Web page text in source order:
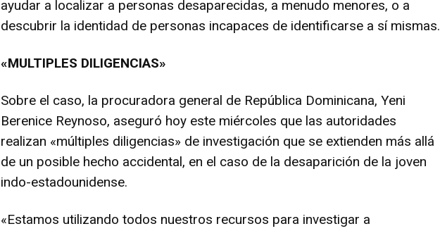
ayudar a localizar a personas desaparecidas, a menudo menores, o a
descubrir la identidad de personas incapaces de identificarse a sí mismas.
«MULTIPLES DILIGENCIAS»
Sobre el caso, la procuradora general de República Dominicana, Yeni
Berenice Reynoso, aseguró hoy este miércoles que las autoridades
realizan «múltiples diligencias» de investigación que se extienden más allá
de un posible hecho accidental, en el caso de la desaparición de la joven
indo-estadounidense.
«Estamos utilizando todos nuestros recursos para investigar a